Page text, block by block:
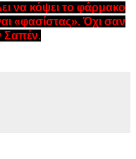
να κόψει το φάρμακο
«φασίστας». Όχι σαν
Σαπέν.